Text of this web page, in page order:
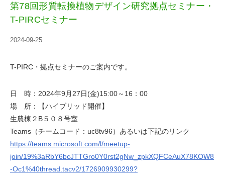
第78回形質転換植物デザイン研究拠点セミナー・
T-PIRCセミナー
2024-09-25
T-PIRC・拠点セミナーのご案内です。
日 時：2024年9月27日(金)15:00～16：00
場 所：【ハイブリッド開催】
生農棟２B５０８号室
Teams（チームコード：uc8tv96）あるいは下記のリンク
https://teams.microsoft.com/l/meetup-
join/19%3aRbY6bcJTTGro0Y0rst2gNw_zpkXQFCeAuX78KOW8
-Oc1%40thread.tacv2/1726909930299?